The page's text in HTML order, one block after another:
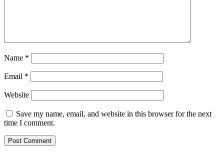
Name *
Email *
Website
Save my name, email, and website in this browser for the next
time I comment.